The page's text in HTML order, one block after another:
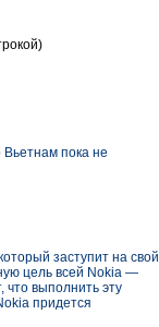
пока не
заступит на свой
цель всей Nokia —
что выполнить эту
придется